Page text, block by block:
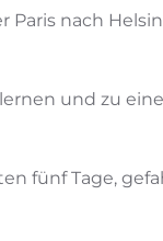
nach
und zu
fünf Tage,